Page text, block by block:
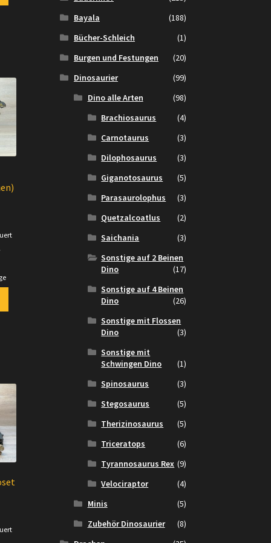
Bayala
(188)
Bücher-Schleich
(1)
Burgen und Festungen
(20)
Dinosaurier
(99)
Dino alle Arten
(98)
Brachiosaurus
(4)
Carnotaurus
(3)
Dilophosaurus
(3)
Giganotosaurus
(5)
Parasaurolophus
(3)
Quetzalcoatlus
(2)
Saichania
(3)
Sonstige auf 2 Beinen
Dino
(17)
Sonstige auf 4 Beinen
Dino
(26)
Sonstige mit Flossen
Dino
(3)
Sonstige mit
Schwingen Dino
(1)
Spinosaurus
(3)
Stegosaurus
(5)
Therizinosaurus
(5)
Triceratops
(6)
Tyrannosaurus Rex (9)
Velociraptor
(4)
Minis
(5)
Zubehör Dinosaurier
(8)